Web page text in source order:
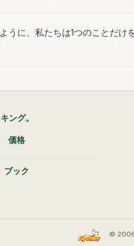
うに、私たちは1つのことだ
ング。
価格
ブック
©